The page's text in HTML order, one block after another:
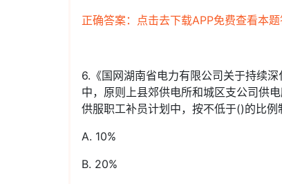
正确答案：点击去下载APP免费查看本
6.《国网湖南省电力有限公司关于持续
中，原则上县郊供电所和城区支公司供
供服职工补员计划中，按不低于()的比例
A. 10%
B. 20%